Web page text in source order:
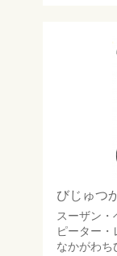
びじゅつ
スーザン・
ピーター・
なかがわち